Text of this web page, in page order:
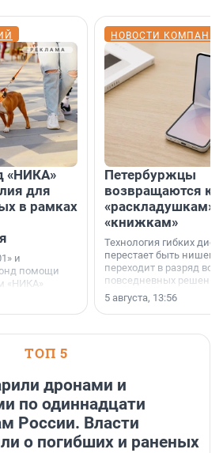
«НИКА»
для
в рамках
и
помощи
«НИКА»
о
НОВОСТИ
Петербуржцы
возвращаются к
«раскладушкам»
«книжкам»
Технология гибких
перестает быть
переходит в разряд
повседневных
5 августа, 13:56
ТОП 5
дронами и
по одиннадцати
России. Власти
о погибших и раненых